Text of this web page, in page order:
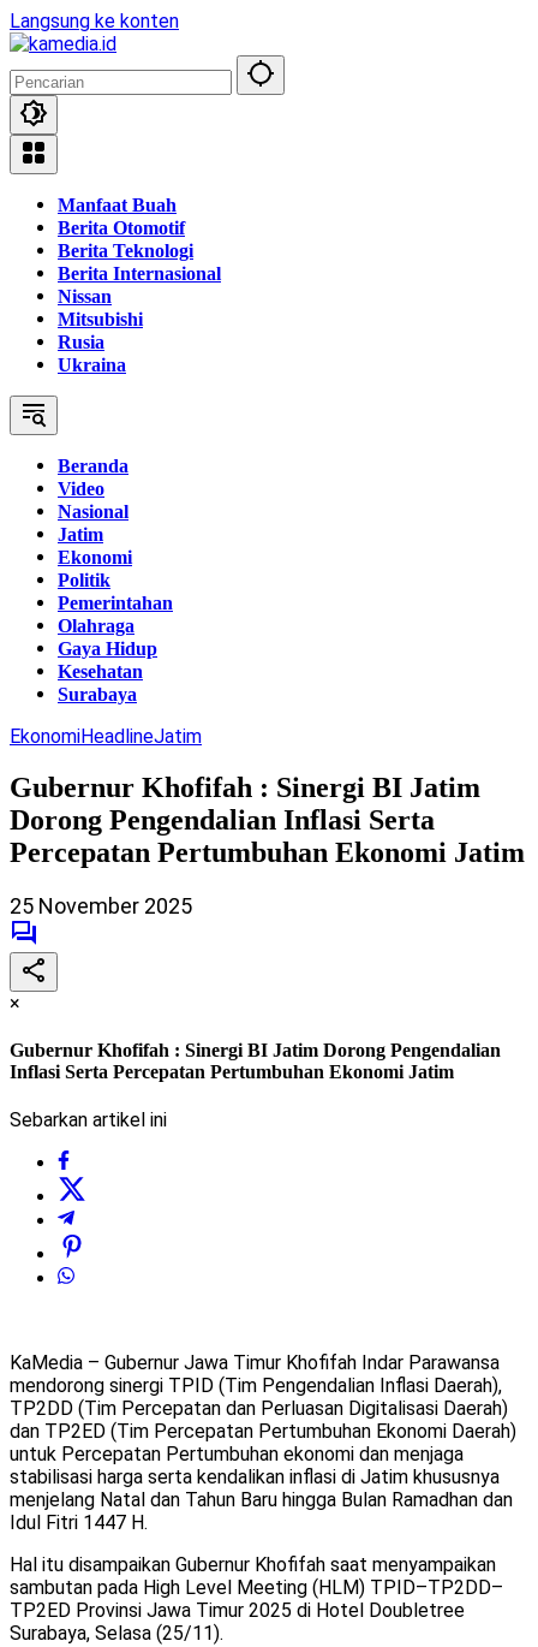
Langsung ke konten
Manfaat Buah
Berita Otomotif
Berita Teknologi
Berita Internasional
Nissan
Mitsubishi
Rusia
Ukraina
Beranda
Video
Nasional
Jatim
Ekonomi
Politik
Pemerintahan
Olahraga
Gaya Hidup
Kesehatan
Surabaya
EkonomiHeadlineJatim
Gubernur Khofifah : Sinergi BI Jatim
Dorong Pengendalian Inflasi Serta
Percepatan Pertumbuhan Ekonomi Jatim
25 November 2025
×
Gubernur Khofifah : Sinergi BI Jatim Dorong Pengendalian
Inflasi Serta Percepatan Pertumbuhan Ekonomi Jatim
Sebarkan artikel ini
KaMedia – Gubernur Jawa Timur Khofifah Indar Parawansa
mendorong sinergi TPID (Tim Pengendalian Inflasi Daerah),
TP2DD (Tim Percepatan dan Perluasan Digitalisasi Daerah)
dan TP2ED (Tim Percepatan Pertumbuhan Ekonomi Daerah)
untuk Percepatan Pertumbuhan ekonomi dan menjaga
stabilisasi harga serta kendalikan inflasi di Jatim khususnya
menjelang Natal dan Tahun Baru hingga Bulan Ramadhan dan
Idul Fitri 1447 H.
Hal itu disampaikan Gubernur Khofifah saat menyampaikan
sambutan pada High Level Meeting (HLM) TPID–TP2DD–
TP2ED Provinsi Jawa Timur 2025 di Hotel Doubletree
Surabaya, Selasa (25/11).